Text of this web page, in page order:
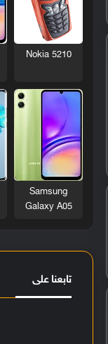
Nokia 5210
Samsung
Galaxy A05
تابعنا على